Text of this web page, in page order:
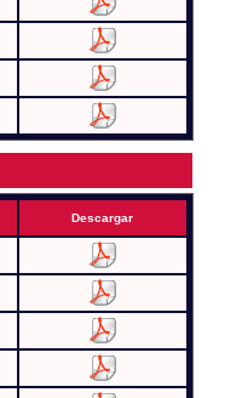
Descargar